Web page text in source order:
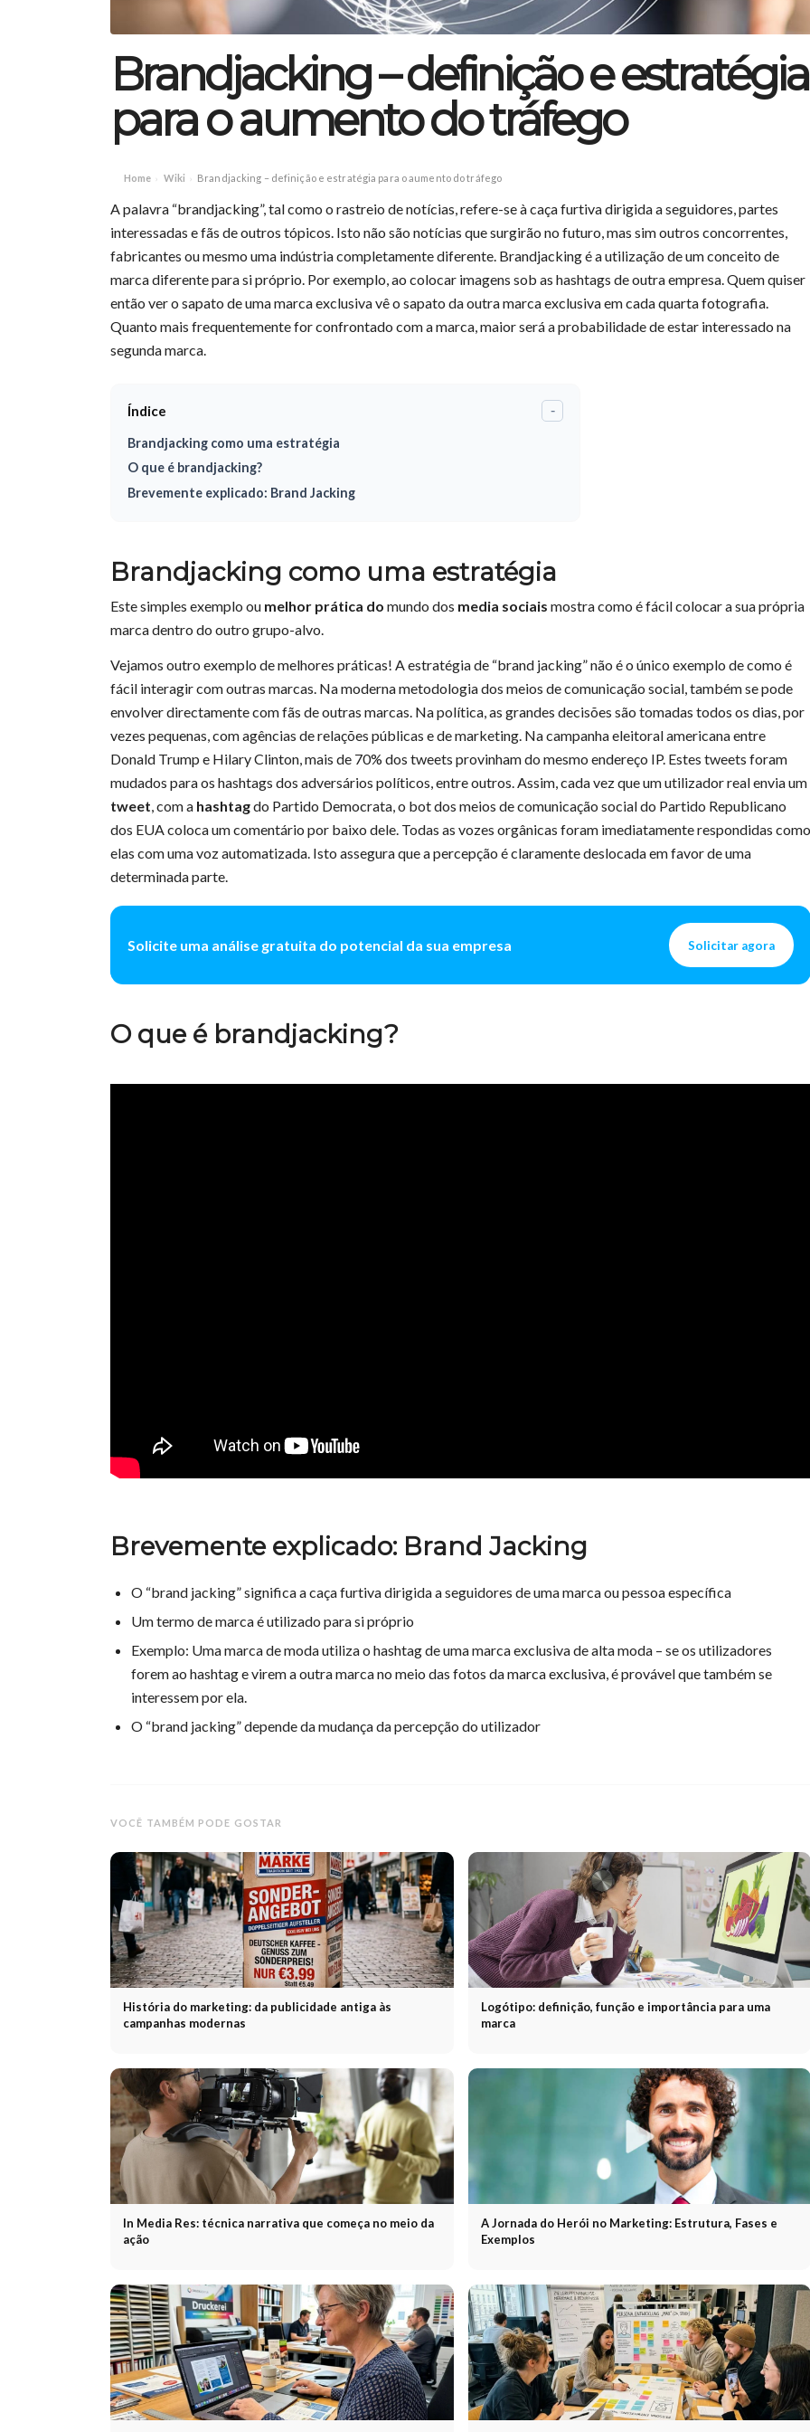
Brandjacking – definição e estratégia
para o aumento do tráfego
Home › Wiki › Brandjacking – definição e estratégia para o aumento do tráfego
A palavra “brandjacking”, tal como o rastreio de notícias, refere-se à caça furtiva dirigida a seguidores, partes
interessadas e fãs de outros tópicos. Isto não são notícias que surgirão no futuro, mas sim outros concorrentes,
fabricantes ou mesmo uma indústria completamente diferente. Brandjacking é a utilização de um conceito de
marca diferente para si próprio. Por exemplo, ao colocar imagens sob as hashtags de outra empresa. Quem quiser
então ver o sapato de uma marca exclusiva vê o sapato da outra marca exclusiva em cada quarta fotografia.
Quanto mais frequentemente for confrontado com a marca, maior será a probabilidade de estar interessado na
segunda marca.
Índice -
Brandjacking como uma estratégia
O que é brandjacking?
Brevemente explicado: Brand Jacking
Brandjacking como uma estratégia
Este simples exemplo ou melhor prática do mundo dos media sociais mostra como é fácil colocar a sua própria
marca dentro do outro grupo-alvo.
Vejamos outro exemplo de melhores práticas! A estratégia de “brand jacking” não é o único exemplo de como é
fácil interagir com outras marcas. Na moderna metodologia dos meios de comunicação social, também se pode
envolver directamente com fãs de outras marcas. Na política, as grandes decisões são tomadas todos os dias, por
vezes pequenas, com agências de relações públicas e de marketing. Na campanha eleitoral americana entre
Donald Trump e Hilary Clinton, mais de 70% dos tweets provinham do mesmo endereço IP. Estes tweets foram
mudados para os hashtags dos adversários políticos, entre outros. Assim, cada vez que um utilizador real envia um
tweet, com a hashtagdo Partido Democrata, o bot dos meios de comunicação social do Partido Republicano
dos EUA coloca um comentário por baixo dele. Todas as vozes orgânicas foram imediatamente respondidas como
elas com uma voz automatizada. Isto assegura que a percepção é claramente deslocada em favor de uma
determinada parte.
Solicite uma análise gratuita do potencial da sua empresa Solicitar agora
O que é brandjacking?
Brevemente explicado: Brand Jacking
O “brand jacking” significa a caça furtiva dirigida a seguidores de uma marca ou pessoa específica
Um termo de marca é utilizado para si próprio
Exemplo: Uma marca de moda utiliza o hashtag de uma marca exclusiva de alta moda – se os utilizadores
forem ao hashtag e virem a outra marca no meio das fotos da marca exclusiva, é provável que também se
interessem por ela.
O “brand jacking” depende da mudança da percepção do utilizador
VOCÊ TAMBÉM PODE GOSTAR
História do marketing: da publicidade antiga às
campanhas modernas
Logótipo: definição, função e importância para uma
marca
In Media Res: técnica narrativa que começa no meio da
ação
A Jornada do Herói no Marketing: Estrutura, Fases e
Exemplos